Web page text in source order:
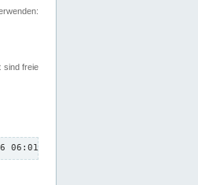
sind freie
CEST 2026/down.txt"